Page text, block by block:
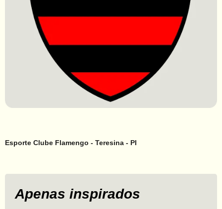
Esporte Clube Flamengo - Teresina - PI
Apenas inspirados